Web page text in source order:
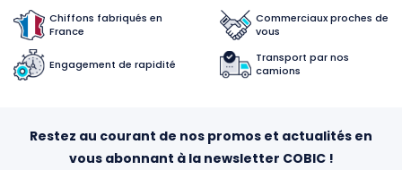
Chiffons fabriqués en
France
Commerciaux proches de
vous
Engagement de rapidité
Transport par nos
camions
Restez au courant de nos promos et actualités en
vous abonnant à la newsletter COBIC !